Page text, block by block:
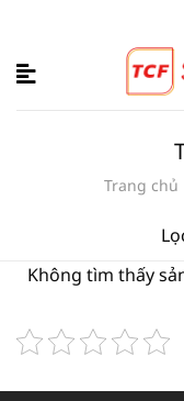
nội
Trang chủ
Không tìm thấy